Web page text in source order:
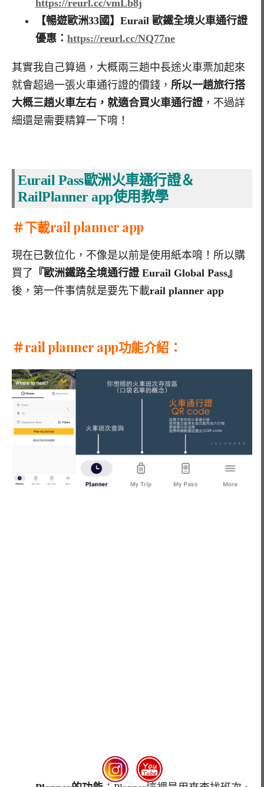
https://reurl.cc/vmLb8j
【暢遊歐洲33國】Eurail 歐鐵全境火車通行證
優惠： https://reurl.cc/NQ77ne
其實我自己算過，大概兩三趟中長途火車票加起來
就會超過一張火車通行證的價錢， 所以一趟旅行搭
大概三趟火車左右，就適合買火車通行證，不過詳
細還是需要精算一下唷！
Eurail Pass歐洲火車通行證＆
RailPlanner app使用教學
＃下載rail planner app
現在已數位化，不像是以前是使用紙本唷！所以購
買了 『歐洲鐵路全境通行證 Eurail Global Pass』
後，第一件事情就是要先下載rail planner app
＃rail planner app功能介紹：